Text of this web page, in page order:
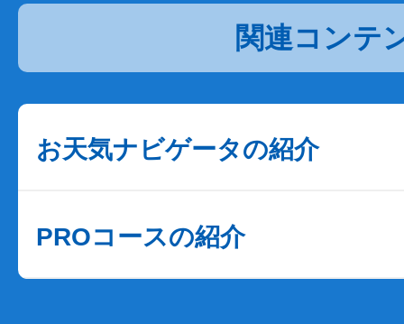
関連コンテ
お天気ナビゲータの紹介
PROコースの紹介